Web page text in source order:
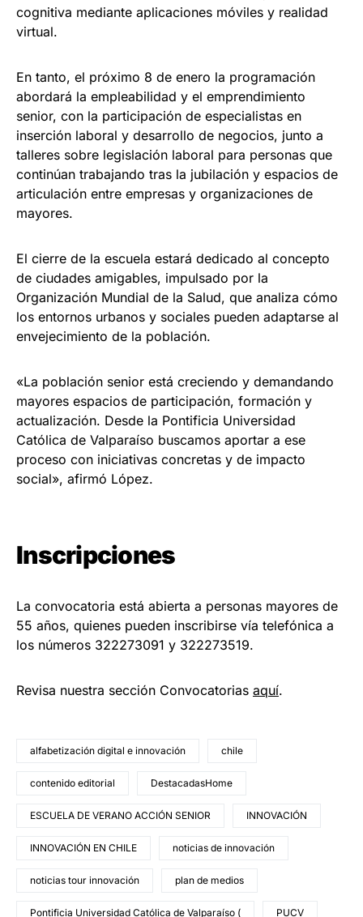
cognitiva mediante aplicaciones móviles y realidad
virtual.
En tanto, el próximo 8 de enero la programación
abordará la empleabilidad y el emprendimiento
senior, con la participación de especialistas en
inserción laboral y desarrollo de negocios, junto a
talleres sobre legislación laboral para personas que
continúan trabajando tras la jubilación y espacios de
articulación entre empresas y organizaciones de
mayores.
El cierre de la escuela estará dedicado al concepto
de ciudades amigables, impulsado por la
Organización Mundial de la Salud, que analiza cómo
los entornos urbanos y sociales pueden adaptarse al
envejecimiento de la población.
«La población senior está creciendo y demandando
mayores espacios de participación, formación y
actualización. Desde la Pontificia Universidad
Católica de Valparaíso buscamos aportar a ese
proceso con iniciativas concretas y de impacto
social», afirmó López.
Inscripciones
La convocatoria está abierta a personas mayores de
55 años, quienes pueden inscribirse vía telefónica a
los números 322273091 y 322273519.
Revisa nuestra sección Convocatorias aquí.
alfabetización digital e innovación chile
contenido editorial DestacadasHome
ESCUELA DE VERANO ACCIÓN SENIOR INNOVACIÓN
INNOVACIÓN EN CHILE noticias de innovación
noticias tour innovación plan de medios
Pontificia Universidad Católica de Valparaíso ( PUCV